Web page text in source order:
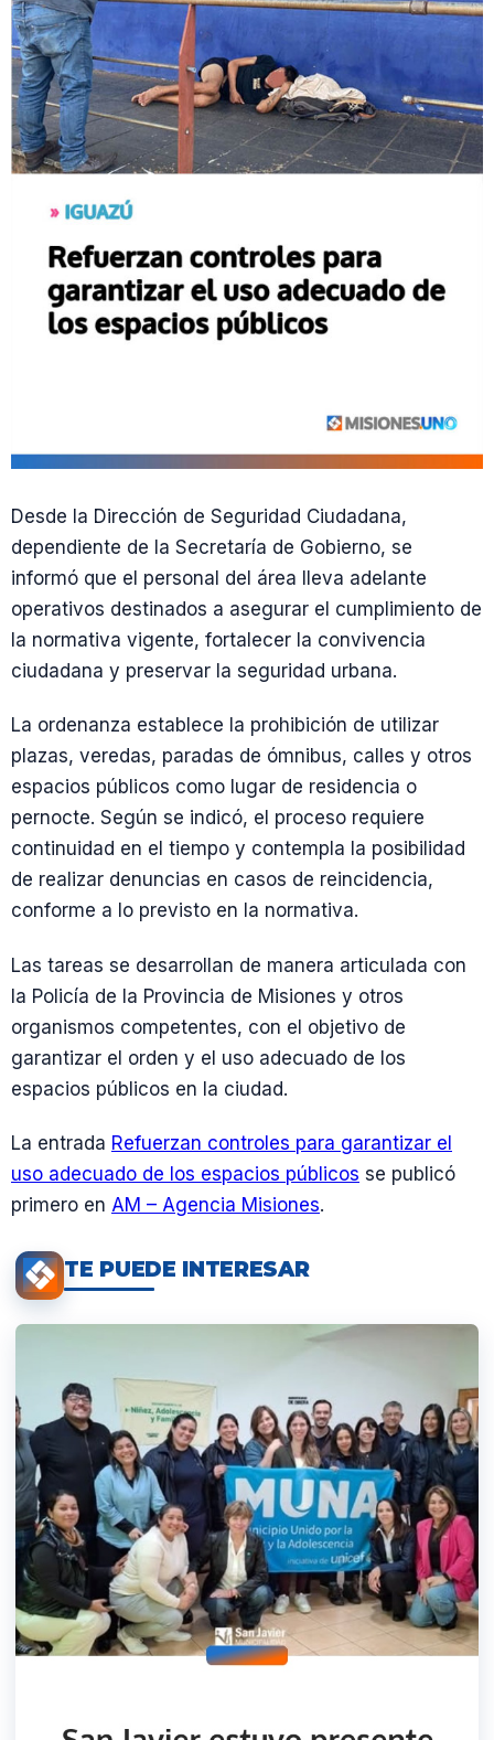
Desde la Dirección de Seguridad Ciudadana,
dependiente de la Secretaría de Gobierno, se
informó que el personal del área lleva adelante
operativos destinados a asegurar el cumplimiento de
la normativa vigente, fortalecer la convivencia
ciudadana y preservar la seguridad urbana.
La ordenanza establece la prohibición de utilizar
plazas, veredas, paradas de ómnibus, calles y otros
espacios públicos como lugar de residencia o
pernocte. Según se indicó, el proceso requiere
continuidad en el tiempo y contempla la posibilidad
de realizar denuncias en casos de reincidencia,
conforme a lo previsto en la normativa.
Las tareas se desarrollan de manera articulada con
la Policía de la Provincia de Misiones y otros
organismos competentes, con el objetivo de
garantizar el orden y el uso adecuado de los
espacios públicos en la ciudad.
La entrada Refuerzan controles para garantizar el
uso adecuado de los espacios públicos se publicó
primero en AM – Agencia Misiones.
TE PUEDE INTERESAR